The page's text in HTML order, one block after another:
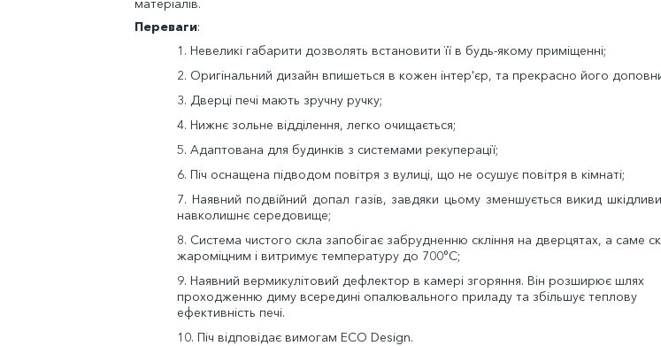
Переваги:
1. Невеликі габарити дозволять встановити її в будь-якому приміщенні;
2. Оригінальний дизайн впишеться в кожен інтер'єр, та прекрасно його
3. Дверці печі мають зручну ручку;
4. Нижнє зольне відділення, легко очищається;
5. Адаптована для будинків з системами рекуперації;
6. Піч оснащена підводом повітря з вулиці, що не осушує повітря в кімнаті;
7. Наявний подвійний допал газів, завдяки цьому зменшується викид
навколишнє середовище;
8. Система чистого скла запобігає забрудненню скління на дверцятах, а саме
жароміцним і витримує температуру до 700°C;
9. Наявний вермикулітовий дефлектор в камері згоряння. Він розширює шлях
проходженню диму всередині опалювального приладу та збільшує теплову
ефективність печі.
10. Піч відповідає вимогам ECO Design.